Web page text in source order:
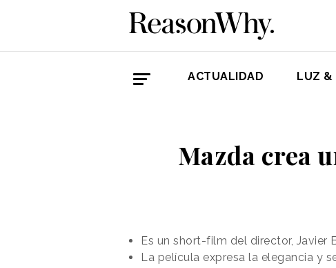
ACTUALIDAD LUZ &
Mazda crea
Es un short-film del director, Javier
La película expresa la elegancia y